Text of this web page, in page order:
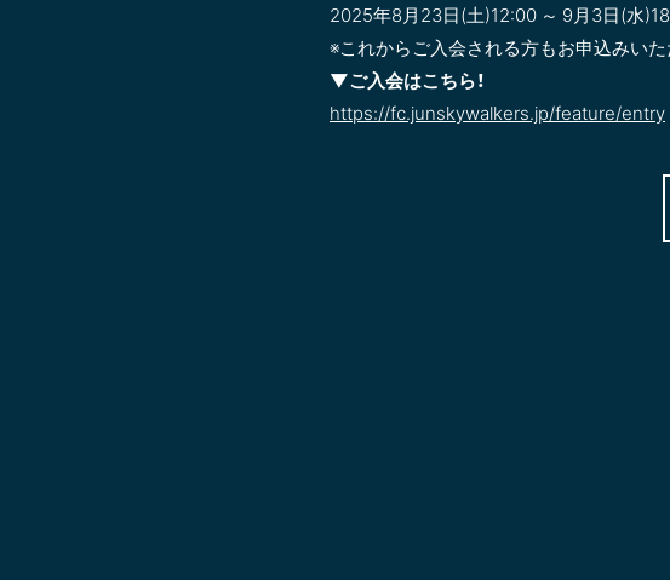
2025年8月23日(土)12:00 ～ 9月3日(水
※これからご入会される方もお申込みい
▼ご入会はこちら！
https://fc.junskywalkers.jp/feature/entry